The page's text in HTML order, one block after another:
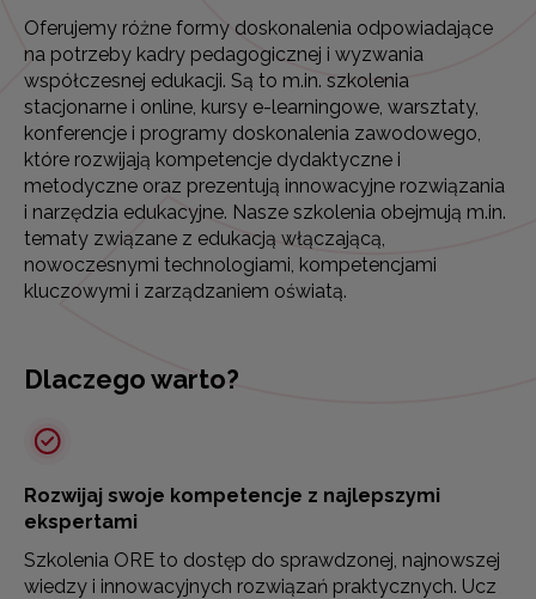
Oferujemy różne formy doskonalenia odpowiadające
na potrzeby kadry pedagogicznej i wyzwania
współczesnej edukacji. Są to m.in. szkolenia
stacjonarne i online, kursy e-learningowe, warsztaty,
konferencje i programy doskonalenia zawodowego,
które rozwijają kompetencje dydaktyczne i
metodyczne oraz prezentują innowacyjne rozwiązania
i narzędzia edukacyjne. Nasze szkolenia obejmują m.in.
tematy związane z edukacją włączającą,
nowoczesnymi technologiami, kompetencjami
kluczowymi i zarządzaniem oświatą.
Dlaczego warto?
Rozwijaj swoje kompetencje z najlepszymi
ekspertami
Szkolenia ORE to dostęp do sprawdzonej, najnowszej
wiedzy i innowacyjnych rozwiązań praktycznych. Ucz